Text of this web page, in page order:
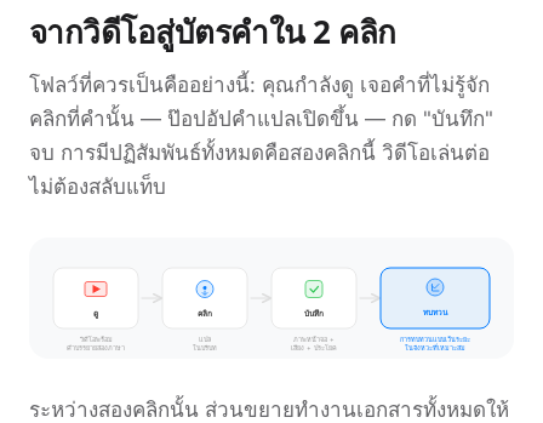
จากวิดีโอสู่บัตรคำใน 2 คลิก
โฟลว์ที่ควรเป็นคืออย่างนี้: คุณกำลังดู เจอคำที่ไม่รู้จัก
คลิกที่คำนั้น — ป๊อปอัปคำแปลเปิดขึ้น — กด "บันทึก"
จบ การมีปฏิสัมพันธ์ทั้งหมดคือสองคลิกนี้ วิดีโอเล่นต่อ
ไม่ต้องสลับแท็บ
ดู คลิก บันทึก ทบทวน
วิดีโอพร้อม
คำบรรยายสองภาษา
แปล
ในบริบท
ภาพหน้าจอ +
เสียง + ประโยค
การทบทวนแบบเว้นระยะ
ในจังหวะที่เหมาะสม
ระหว่างสองคลิกนั้น ส่วนขยายทำงานเอกสารทั้งหมดให้